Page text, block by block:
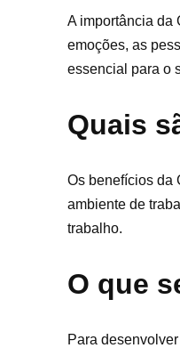
A importância da
emoções, as
essencial para o
Quais
Os benefícios da
ambiente de
trabalho.
O que
Para